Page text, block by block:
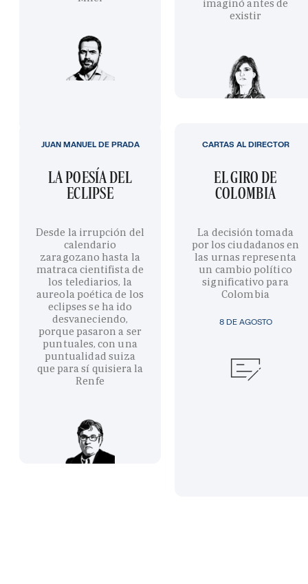
imaginó antes de
existir
LA POESÍA DEL
ECLIPSE
Desde la irrupción del
calendario
zaragozano hasta la
matraca cientifista de
los telediarios, la
aureola poética de los
eclipses se ha ido
desvaneciendo,
porque pasaron a ser
puntuales, con una
puntualidad suiza
que para sí quisiera la
Renfe
JUAN MANUEL DE PRADA
8 DE AGOSTO
EL GIRO DE
COLOMBIA
La decisión tomada
por los ciudadanos en
las urnas representa
un cambio político
significativo para
Colombia
CARTAS AL DIRECTOR